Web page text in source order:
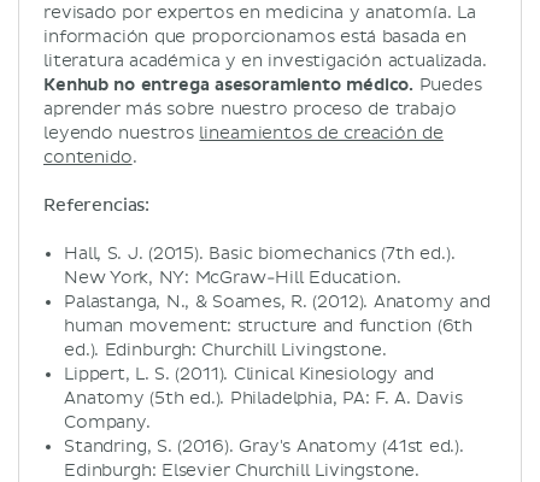
revisado por expertos en medicina y anatomía. La
información que proporcionamos está basada en
literatura académica y en investigación actualizada.
Kenhub no entrega asesoramiento médico. Puedes
aprender más sobre nuestro proceso de trabajo
leyendo nuestros lineamientos de creación de
contenido.
Referencias:
Hall, S. J. (2015). Basic biomechanics (7th ed.).
New York, NY: McGraw-Hill Education.
Palastanga, N., & Soames, R. (2012). Anatomy and
human movement: structure and function (6th
ed.). Edinburgh: Churchill Livingstone.
Lippert, L. S. (2011). Clinical Kinesiology and
Anatomy (5th ed.). Philadelphia, PA: F. A. Davis
Company.
Standring, S. (2016). Gray's Anatomy (41st ed.).
Edinburgh: Elsevier Churchill Livingstone.